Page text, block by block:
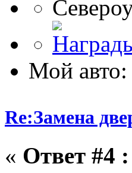
Мой
Re:Замена
« Ответ #4 :